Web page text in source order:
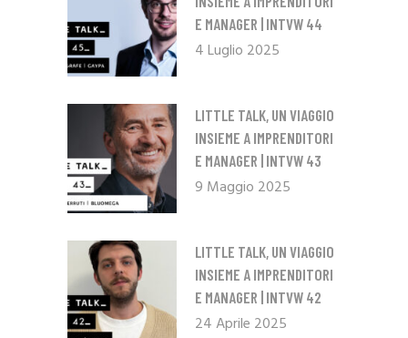
E MANAGER | INTVW 44
4 Luglio 2025
LITTLE TALK, UN VIAGGIO
INSIEME A IMPRENDITORI
E MANAGER | INTVW 43
9 Maggio 2025
LITTLE TALK, UN VIAGGIO
INSIEME A IMPRENDITORI
E MANAGER | INTVW 42
24 Aprile 2025